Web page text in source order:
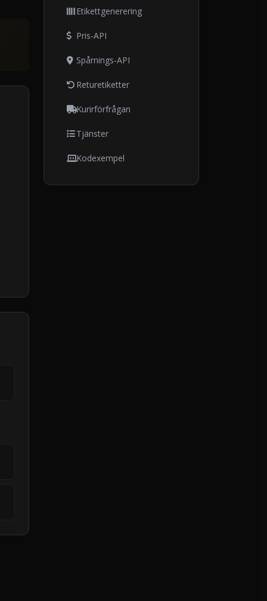
Etikettgenerering
Pris-API
Spårnings-API
Returetiketter
Kurirförfrågan
Tjänster
Kodexempel